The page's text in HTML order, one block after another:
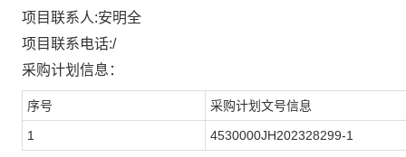
项目联系人:安明全
项目联系电话:/
采购计划信息：
序号 采购计划文号信息
1 4530000JH202328299-1